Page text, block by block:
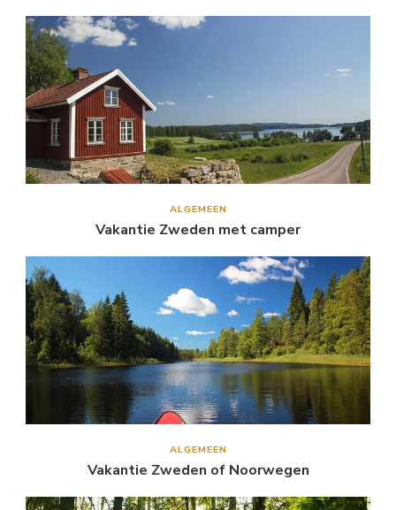
ALGEMEEN
Vakantie Zweden met camper
ALGEMEEN
Vakantie Zweden of Noorwegen